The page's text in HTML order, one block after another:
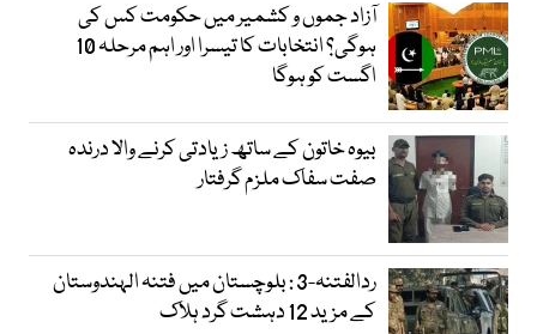
آزاد جموں و کشمیر میں حکومت کس کی
ہوگی؟ انتخابات کا تیسرا اور اہم مرحلہ 10
اگست کو ہوگا
بیوہ خاتون کے ساتھ زیادتی کرنے والا درندہ
صفت سفاک ملزم گرفتار
ردالفتنہ-3 : بلوچستان میں فتنہ الہندوستان
کے مزید 12 دہشت گرد ہلاک